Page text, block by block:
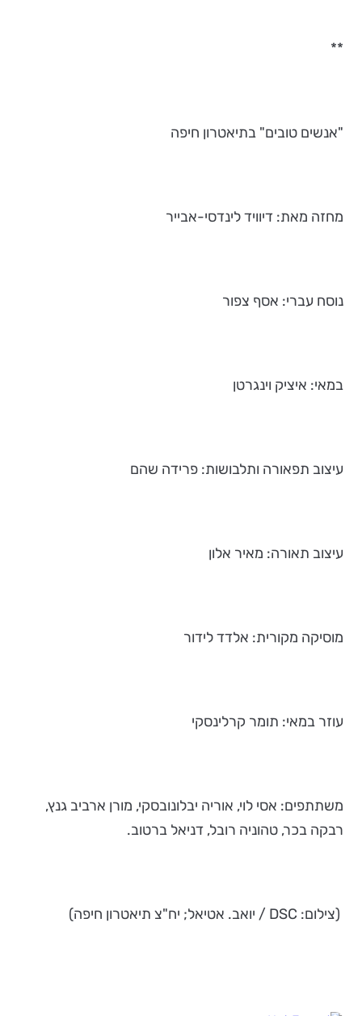
**
"אנשים טובים" בתיאטרון חיפה
מחזה מאת: דיוויד לינדסי-אבייר
נוסח עברי: אסף צפור
במאי: איציק וינגרטן
עיצוב תפאורה ותלבושות: פרידה שהם
עיצוב תאורה: מאיר אלון
מוסיקה מקורית: אלדד לידור
עוזר במאי: תומר קרלינסקי
משתתפים: אסי לוי, אוריה יבלונובסקי, מורן ארביב גנץ,
רבקה בכר, טהוניה רובל, דניאל ברטוב.
(צילום: DSC / יואב. אטיאל; יח"צ תיאטרון חיפה)